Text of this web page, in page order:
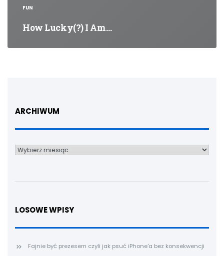
FUN
How Lucky(?) I Am…
ARCHIWUM
Archiwum
LOSOWE WPISY
Fajnie być prezesem czyli jak psuć iPhone'a bez konsekwencji